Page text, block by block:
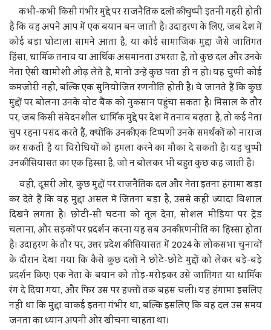
कभी-कभी किसी गंभीर मुद्दे पर राजनैतिक दलों की चुप्पी इतनी गहरी होती
है कि वह अपने आप में एक बयान बन जाती है। उदाहरण के लिए, जब देश में
कोई बड़ा घोटाला सामने आता है, या कोई सामाजिक मुद्दा जैसे जातिगत
हिंसा, धार्मिक तनाव या आर्थिक असमानता उभरता है, तो कुछ दल और उनके
नेता ऐसी खामोशी ओढ़ लेते हैं, मानो उन्हें कुछ पता ही न हो। यह चुप्पी कोई
कमजोरी नहीं, बल्कि एक सुनियोजित रणनीति होती है। वे जानते हैं कि कुछ
मुद्दों पर बोलना उनके वोट बैंक को नुकसान पहुंचा सकता है। मिसाल के तौर
पर, जब किसी संवेदनशील धार्मिक मुद्दे पर देश में तनाव बढ़ता है, तो कई नेता
चुप रहना पसंद करते हैं, क्योंकि उनकी एक टिप्पणी उनके समर्थकों को नाराज
कर सकती है या विरोधियों को हमला करने का मौका दे सकती है। यह चुप्पी
उनकी सियासत का एक हिस्सा है, जो न बोलकर भी बहुत कुछ कह जाती है।
वहीं, दूसरी ओर, कुछ मुद्दों पर राजनैतिक दल और नेता इतना हंगामा खड़ा
कर देते हैं कि वह मुद्दा असल में जितना बड़ा है, उससे कहीं ज्यादा विशाल
दिखने लगता है। छोटी-सी घटना को तूल देना, सोशल मीडिया पर ट्रेंड
चलाना, और सड़कों पर प्रदर्शन करना यह सब उनकी रणनीति का हिस्सा होता
है। उदाहरण के तौर पर, उत्तर प्रदेश की सियासत में 2024 के लोकसभा चुनावों
के दौरान देखा गया कि कैसे कुछ दलों ने छोटे-छोटे मुद्दों को लेकर बड़े-बड़े
प्रदर्शन किए। एक नेता के बयान को तोड़-मरोड़कर उसे जातिगत या धार्मिक
रंग दे दिया गया, और फिर उस पर हफ्तों तक बहस चली। यह हंगामा इसलिए
नहीं था कि मुद्दा वाकई इतना गंभीर था, बल्कि इसलिए कि वह दल उस समय
जनता का ध्यान अपनी ओर खींचना चाहता था।